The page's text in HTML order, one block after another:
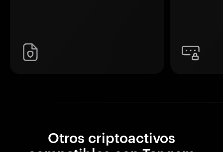
Otros criptoactivos